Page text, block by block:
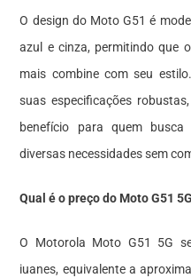
O design do Moto G51 é
azul e cinza, permitindo que
mais combine com seu
suas especificações
benefício para quem
diversas necessidades sem
Qual é o preço do Moto G51
O Motorola Moto G51 5G
iuanes, equivalente a